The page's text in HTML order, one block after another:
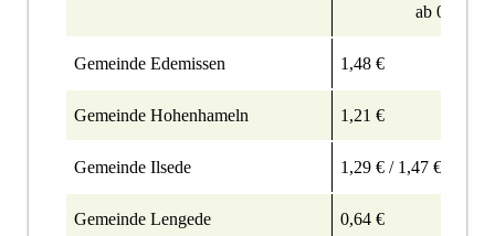
ab
Gemeinde Edemissen 1,48 €
Gemeinde Hohenhameln 1,21 €
Gemeinde Ilsede 1,29 € / 1,47 €
Gemeinde Lengede 0,64 €